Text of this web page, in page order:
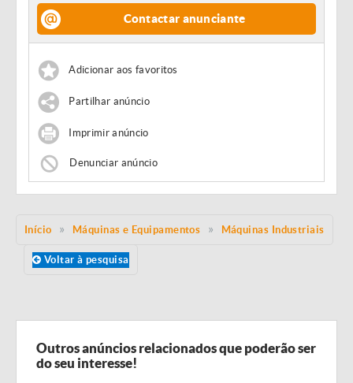
Contactar anunciante
Adicionar aos favoritos
Partilhar anúncio
Imprimir anúncio
Denunciar anúncio
Início Máquinas e Equipamentos Máquinas Industriais
Voltar à pesquisa
Outros anúncios relacionados que poderão ser
do seu interesse!